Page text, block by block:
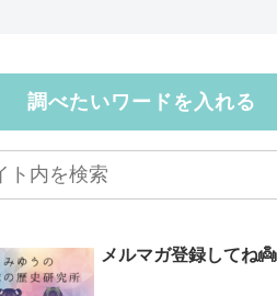
調べたいワードを入れる
メルマガ登録してね👼